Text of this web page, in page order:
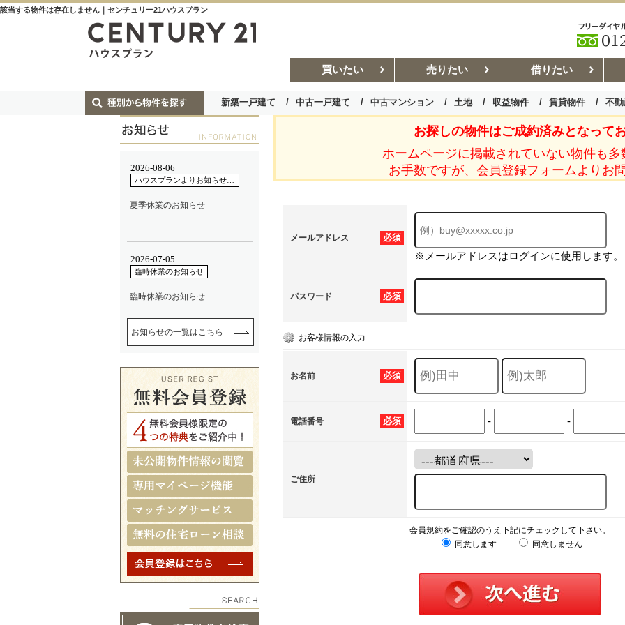
該当する物件は存在しません｜センチュリー21ハウスプラン
買いたい 売りたい 借りたい
新築一戸建て 中古一戸建て 中古マンション 土地 収益物件 賃貸物件 不
お部屋探しコラム 賃貸管理コ
お探しの物件はご成約済みとなってお
ホームページに掲載されていない物件も多
お手数ですが、会員登録フォームよりお
必須
メールアドレス
※メールアドレスはログインに使用します。
必須
パスワード
お客様情報の入力
必須
お名前
必須
電話番号 - -
ご住所
会員規約をご確認のうえ下記にチェックして下さい。
同意します
同意しません
お知らせの一覧はこちら